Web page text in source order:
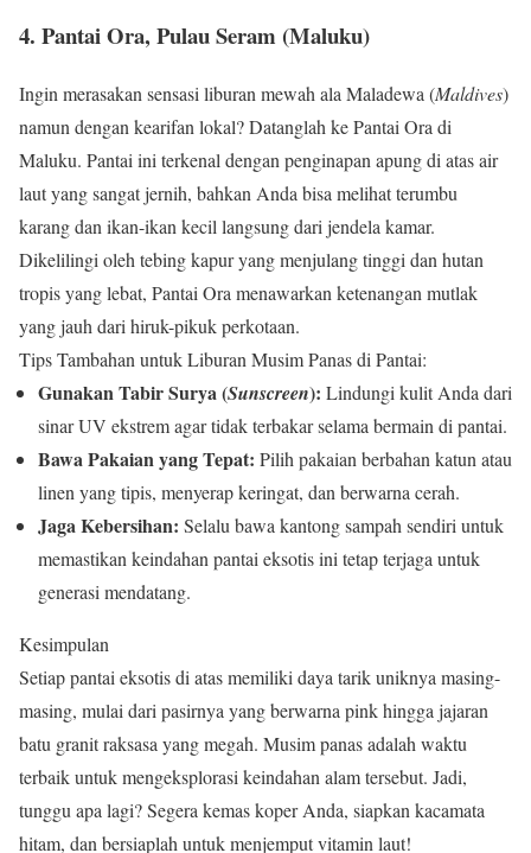
4. Pantai Ora, Pulau Seram (Maluku)
Ingin merasakan sensasi liburan mewah ala Maladewa (Maldives)
namun dengan kearifan lokal? Datanglah ke Pantai Ora di
Maluku. Pantai ini terkenal dengan penginapan apung di atas air
laut yang sangat jernih, bahkan Anda bisa melihat terumbu
karang dan ikan-ikan kecil langsung dari jendela kamar.
Dikelilingi oleh tebing kapur yang menjulang tinggi dan hutan
tropis yang lebat, Pantai Ora menawarkan ketenangan mutlak
yang jauh dari hiruk-pikuk perkotaan.
Tips Tambahan untuk Liburan Musim Panas di Pantai:
Gunakan Tabir Surya (Sunscreen): Lindungi kulit Anda dari
sinar UV ekstrem agar tidak terbakar selama bermain di pantai.
Bawa Pakaian yang Tepat: Pilih pakaian berbahan katun atau
linen yang tipis, menyerap keringat, dan berwarna cerah.
Jaga Kebersihan: Selalu bawa kantong sampah sendiri untuk
memastikan keindahan pantai eksotis ini tetap terjaga untuk
generasi mendatang.
Kesimpulan
Setiap pantai eksotis di atas memiliki daya tarik uniknya masing-
masing, mulai dari pasirnya yang berwarna pink hingga jajaran
batu granit raksasa yang megah. Musim panas adalah waktu
terbaik untuk mengeksplorasi keindahan alam tersebut. Jadi,
tunggu apa lagi? Segera kemas koper Anda, siapkan kacamata
hitam, dan bersiaplah untuk menjemput vitamin laut!